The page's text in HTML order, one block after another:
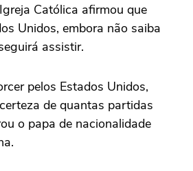
Católica afirmou que
Unidos, embora não saiba
assistir.
pelos Estados Unidos,
de quantas partidas
o papa de nacionalidade